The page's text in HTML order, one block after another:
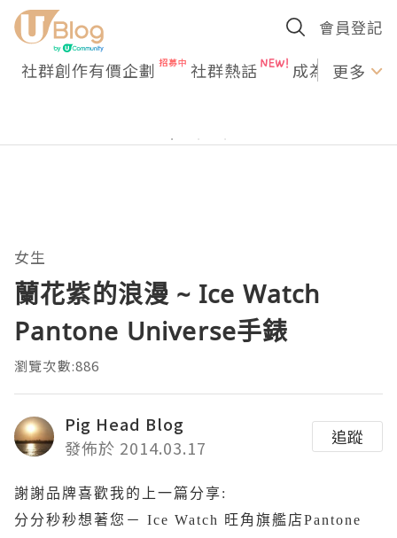
會員登記
社群創作有價企劃 社群熱話 成為U更多
女生
蘭花紫的浪漫 ~ Ice Watch
Pantone Universe手錶
瀏覽次數:886
Pig Head Blog
發佈於 2014.03.17
追蹤
謝謝品牌喜歡我的上一篇分享:
分分秒秒想著您－ Ice Watch 旺角旗艦店Pantone